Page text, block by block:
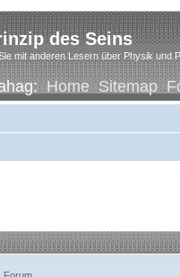
des Seins
mit anderen Lesern über Physik und
Home Sitemap